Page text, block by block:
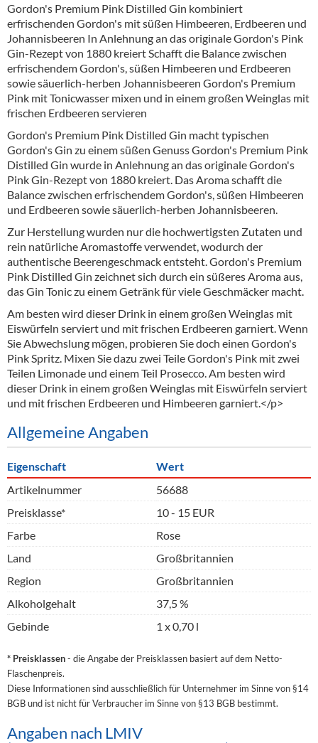
Gordon's Premium Pink Distilled Gin kombiniert
erfrischenden Gordon's mit süßen Himbeeren, Erdbeeren und
Johannisbeeren In Anlehnung an das originale Gordon's Pink
Gin-Rezept von 1880 kreiert Schafft die Balance zwischen
erfrischendem Gordon's, süßen Himbeeren und Erdbeeren
sowie säuerlich-herben Johannisbeeren Gordon's Premium
Pink mit Tonicwasser mixen und in einem großen Weinglas mit
frischen Erdbeeren servieren
Gordon's Premium Pink Distilled Gin macht typischen
Gordon's Gin zu einem süßen Genuss Gordon's Premium Pink
Distilled Gin wurde in Anlehnung an das originale Gordon's
Pink Gin-Rezept von 1880 kreiert. Das Aroma schafft die
Balance zwischen erfrischendem Gordon's, süßen Himbeeren
und Erdbeeren sowie säuerlich-herben Johannisbeeren.
Zur Herstellung wurden nur die hochwertigsten Zutaten und
rein natürliche Aromastoffe verwendet, wodurch der
authentische Beerengeschmack entsteht. Gordon's Premium
Pink Distilled Gin zeichnet sich durch ein süßeres Aroma aus,
das Gin Tonic zu einem Getränk für viele Geschmäcker macht.
Am besten wird dieser Drink in einem großen Weinglas mit
Eiswürfeln serviert und mit frischen Erdbeeren garniert. Wenn
Sie Abwechslung mögen, probieren Sie doch einen Gordon's
Pink Spritz. Mixen Sie dazu zwei Teile Gordon's Pink mit zwei
Teilen Limonade und einem Teil Prosecco. Am besten wird
dieser Drink in einem großen Weinglas mit Eiswürfeln serviert
und mit frischen Erdbeeren und Himbeeren garniert.</p>
Allgemeine Angaben
Eigenschaft
Wert
Artikelnummer
56688
Preisklasse*
10 - 15 EUR
Farbe
Rose
Land
Großbritannien
Region
Großbritannien
Alkoholgehalt
37,5 %
Gebinde
1 x 0,70 l
* Preisklassen- die Angabe der Preisklassen basiert auf dem Netto-
Flaschenpreis.
Diese Informationen sind ausschließlich für Unternehmer im Sinne von §14
BGB und ist nicht für Verbraucher im Sinne von §13 BGB bestimmt.
Angaben nach LMIV